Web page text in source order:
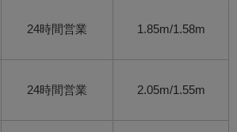
24時間営業 1.85m/1.58m
24時間営業 2.05m/1.55m